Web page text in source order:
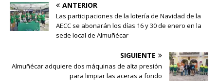
ANTERIOR
Las participaciones de la lotería de Navidad de la
AECC se abonarán los días 16 y 30 de enero en la
sede local de Almuñécar
SIGUIENTE
Almuñécar adquiere dos máquinas de alta presión
para limpiar las aceras a fondo